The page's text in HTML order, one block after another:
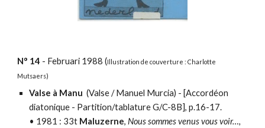
N° 14 - Februari 1988 (Illustration de couverture :Charlotte
Mutsaers)
Valse à Manu (Valse / Manuel Murcia) - [Accordéon
diatonique - Partition/tablatureG/C-8B], p.16-17.
• 1981 : 33t Maluzerne,Nous sommes venus vous voir…,